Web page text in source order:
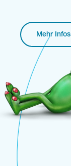
Mehr Infos